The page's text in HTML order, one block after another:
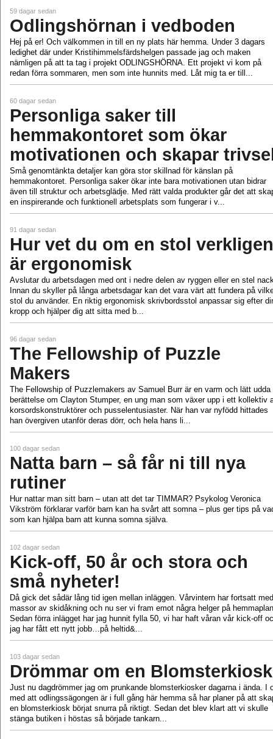
59 dagar sedan
Odlingshörnan i vedboden
Hej på er! Och välkommen in till en ny plats här hemma. Under 3 dagars
ledighet där under Kristihimmelsfärdshelgen passade jag och maken
nämligen på att ta tag i projekt ODLINGSHÖRNA. Ett projekt vi kom på
redan förra sommaren, men som inte hunnits med. Låt mig ta er till...
60 dagar sedan
Personliga saker till
hemmakontoret som ökar
motivationen och skapar
Små genomtänkta detaljer kan göra stor skillnad för känslan på
hemmakontoret. Personliga saker ökar inte bara motivationen utan bidrar
även till struktur och arbetsglädje. Med rätt valda produkter går det att
en inspirerande och funktionell arbetsplats som fungerar i v...
91 dagar sedan
Hur vet du om en stol verkligen
är ergonomisk
Avslutar du arbetsdagen med ont i nedre delen av ryggen eller en stel
Innan du skyller på långa arbetsdagar kan det vara värt att fundera på
stol du använder. En riktig ergonomisk skrivbordsstol anpassar sig efter
kropp och hjälper dig att sitta med b...
96 dagar sedan
The Fellowship of Puzzle
Makers
The Fellowship of Puzzlemakers av Samuel Burr är en varm och lätt udda
berättelse om Clayton Stumper, en ung man som växer upp i ett kollektiv
korsordskonstruktörer och pusselentusiaster. När han var nyfödd hittades
han övergiven utanför deras dörr, och hela hans li...
100 dagar sedan
Natta barn – så får ni till nya
rutiner
Hur nattar man sitt barn – utan att det tar TIMMAR? Psykolog Veronica
Vikström förklarar varför barn kan ha svårt att somna – plus ger tips på
som kan hjälpa barn att kunna somna själva.
102 dagar sedan
Kick-off, 50 år och stora och
små nyheter!
Då gick det sådär lång tid igen mellan inläggen. Vårvintern har fortsatt med
massor av skidåkning och nu ser vi fram emot några helger på
Sedan förra inlägget har jag hunnit fylla 50, vi har haft våran vår kick-off
jag har fått ett nytt jobb…på heltid&...
103 dagar sedan
Drömmar om en Blomsterkiosk
Just nu dagdrömmer jag om prunkande blomsterkiosker dagarna i ända. I
med att odlingssägongen är i full gång här hemma så har planer på att
en blomsterkiosk börjat snurra på riktigt. Sedan det blev klart att vi skulle
stänga butiken i höstas så började tankarn...